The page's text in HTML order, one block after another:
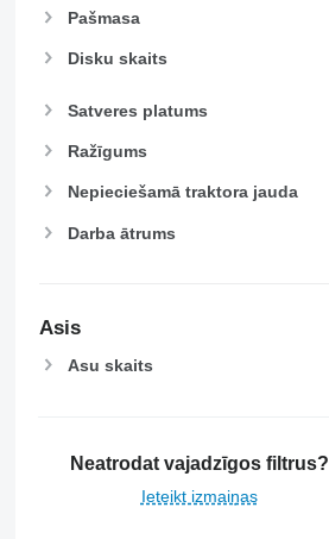
Pašmasa
Disku skaits
Satveres platums
Ražīgums
Nepieciešamā traktora jauda
Darba ātrums
Asis
Asu skaits
Neatrodat vajadzīgos filtrus?
Ieteikt izmaiņas